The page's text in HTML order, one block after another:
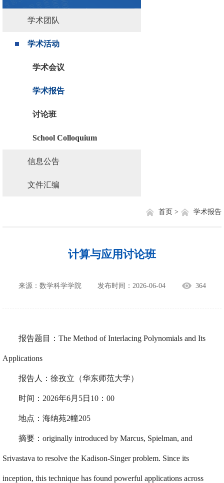
学术团队
学术活动
学术会议
学术报告
讨论班
School Colloquium
信息公告
文件汇编
学术报告
首页 >
计算与应用讨论班
来源：数学科学学院 发布时间：2026-06-04 364
报告题目： The Method of Interlacing Polynomials and Its
Applications
报告人： 徐孜立（华东师范大学）
时间：2026年6月5日10 ：00
地点：海纳苑2幢205
摘要： originally introduced by Marcus, Spielman, and
Srivastava to resolve the Kadison-Singer problem. Since its
inception, this technique has found powerful applications across